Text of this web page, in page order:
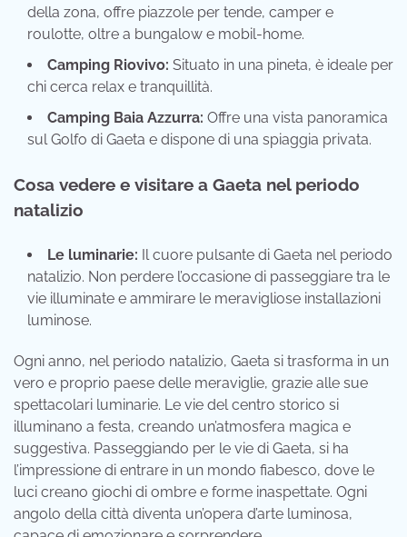
della zona, offre piazzole per tende, camper e
roulotte, oltre a bungalow e mobil-home.
Camping Riovivo: Situato in una pineta, è ideale per
chi cerca relax e tranquillità.
Camping Baia Azzurra: Offre una vista panoramica
sul Golfo di Gaeta e dispone di una spiaggia privata.
Cosa vedere e visitare a Gaeta nel periodo
natalizio
Le luminarie: Il cuore pulsante di Gaeta nel periodo
natalizio. Non perdere l’occasione di passeggiare tra le
vie illuminate e ammirare le meravigliose installazioni
luminose.
Ogni anno, nel periodo natalizio, Gaeta si trasforma in un
vero e proprio paese delle meraviglie, grazie alle sue
spettacolari luminarie. Le vie del centro storico si
illuminano a festa, creando un’atmosfera magica e
suggestiva. Passeggiando per le vie di Gaeta, si ha
l’impressione di entrare in un mondo fiabesco, dove le
luci creano giochi di ombre e forme inaspettate. Ogni
angolo della città diventa un’opera d’arte luminosa,